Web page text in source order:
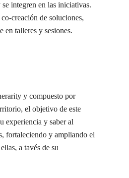
integren en las iniciativas.
creación de soluciones,
en talleres y sesiones.
y compuesto por
el objetivo de este
experiencia y saber al
fortaleciendo y ampliando el
a tavés de su